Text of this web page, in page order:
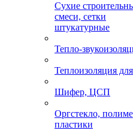
Сухие
смеси, сетки
штукатурные
Тепло-
Теплоизоляция
Шифер, ЦСП
Оргстекло,
пластики